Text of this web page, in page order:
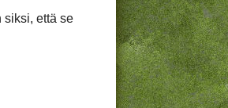
siksi, että se